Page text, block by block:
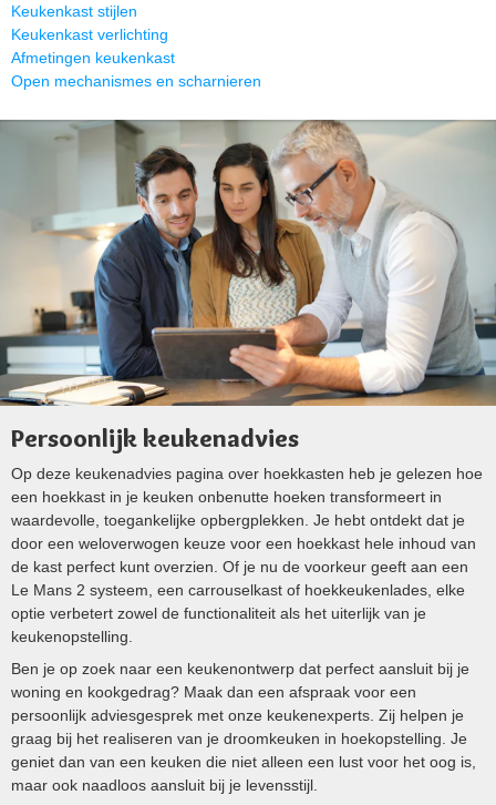
Keukenkast stijlen
Keukenkast verlichting
Afmetingen keukenkast
Open mechanismes en scharnieren
Persoonlijk keukenadvies
Op deze keukenadvies pagina over hoekkasten heb je gelezen hoe
een hoekkast in je keuken onbenutte hoeken transformeert in
waardevolle, toegankelijke opbergplekken. Je hebt ontdekt dat je
door een weloverwogen keuze voor een hoekkast hele inhoud van
de kast perfect kunt overzien. Of je nu de voorkeur geeft aan een
Le Mans 2 systeem, een carrouselkast of hoekkeukenlades, elke
optie verbetert zowel de functionaliteit als het uiterlijk van je
keukenopstelling.
Ben je op zoek naar een keukenontwerp dat perfect aansluit bij je
woning en kookgedrag? Maak dan een afspraak voor een
persoonlijk adviesgesprek met onze keukenexperts. Zij helpen je
graag bij het realiseren van je droomkeuken in hoekopstelling. Je
geniet dan van een keuken die niet alleen een lust voor het oog is,
maar ook naadloos aansluit bij je levensstijl.